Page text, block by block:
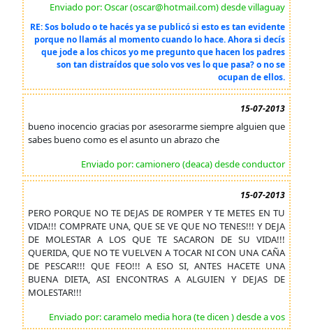
Enviado por: Oscar (oscar@hotmail.com) desde villaguay
RE: Sos boludo o te hacés ya se publicó si esto es tan evidente
porque no llamás al momento cuando lo hace. Ahora si decís
que jode a los chicos yo me pregunto que hacen los padres
son tan distraídos que solo vos ves lo que pasa? o no se
ocupan de ellos.
15-07-2013
bueno inocencio gracias por asesorarme siempre alguien que
sabes bueno como es el asunto un abrazo che
Enviado por: camionero (deaca) desde conductor
15-07-2013
PERO PORQUE NO TE DEJAS DE ROMPER Y TE METES EN TU
VIDA!!! COMPRATE UNA, QUE SE VE QUE NO TENES!!! Y DEJA
DE MOLESTAR A LOS QUE TE SACARON DE SU VIDA!!!
QUERIDA, QUE NO TE VUELVEN A TOCAR NI CON UNA CAÑA
DE PESCAR!!! QUE FEO!!! A ESO SI, ANTES HACETE UNA
BUENA DIETA, ASI ENCONTRAS A ALGUIEN Y DEJAS DE
MOLESTAR!!!
Enviado por: caramelo media hora (te dicen ) desde a vos